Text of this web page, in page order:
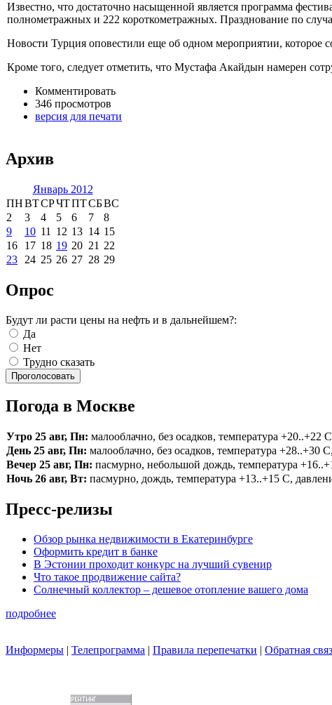
Известно, что достаточно насыщенной является программа
полнометражных и 222 короткометражных. Празднование по
Новости Турция оповестили еще об одном мероприятии, которое
Кроме того, следует отметить, что Мустафа Акайдын намерен
Комментировать
346 просмотров
версия для печати
Архив
Январь 2012
ПНВТСРЧТПТСБВС
2
3 4 5 6 7
8
9
10 11 12 13 14 15
16
17 18 19 20 21 22
23
24 25 26 27 28 29
Опрос
Будут ли расти цены на нефть и в дальнейшем?:
Да
Нет
Трудно сказать
Погода в Москве
Утро 25 авг, Пн: малооблачно, без осадков, температура
День 25 авг, Пн: малооблачно, без осадков, температура
Вечер 25 авг, Пн: пасмурно, небольшой дождь, температура
Ночь 26 авг, Вт: пасмурно, дождь, температура +13..+15 С,
Пресс-релизы
Обзор рынка недвижимости в Екатеринбурге
Оформить кредит в банке
В Эстонии проходит конкурс на лучший сувенир
Что такое продвижение сайта?
Солнечный коллектор – дешевое отопление вашего дома
подробнее
Информеры | Телепрограмма | Правила перепечатки | Обратная